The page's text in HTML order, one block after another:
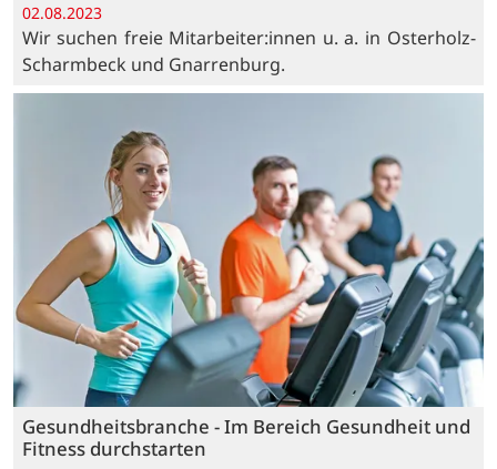
02.08.2023
Wir suchen freie Mitarbeiter:innen u. a. in Osterholz-
Scharmbeck und Gnarrenburg.
Gesundheitsbranche - Im Bereich Gesundheit und
Fitness durchstarten